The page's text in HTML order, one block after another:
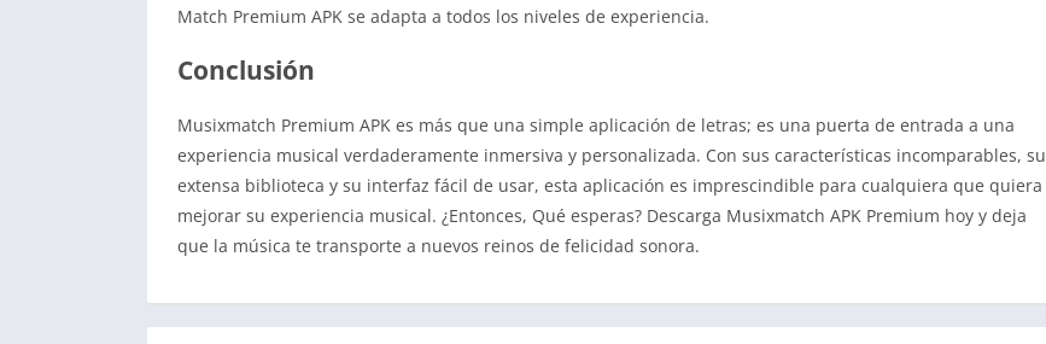
Match Premium APK se adapta a todos los niveles de experiencia.
Conclusión
Musixmatch Premium APK es más que una simple aplicación de letras; es una puerta de entrada a una
experiencia musical verdaderamente inmersiva y personalizada. Con sus características incomparables, su
extensa biblioteca y su interfaz fácil de usar, esta aplicación es imprescindible para cualquiera que quiera
mejorar su experiencia musical. ¿Entonces, Qué esperas? Descarga Musixmatch APK Premium hoy y deja
que la música te transporte a nuevos reinos de felicidad sonora.